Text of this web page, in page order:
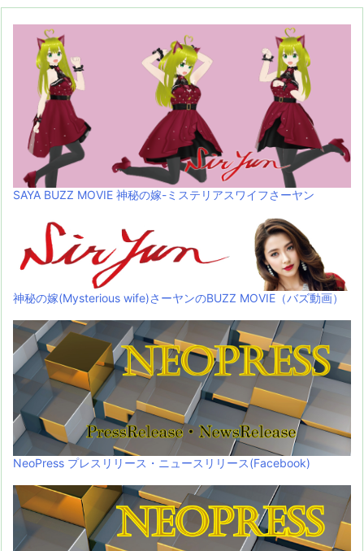
SAYA BUZZ MOVIE 神秘の嫁-ミステリアスワイフさーヤン
神秘の嫁(Mysterious wife)さーヤンのBUZZ MOVIE（バズ動画）
NeoPress プレスリリース・ニュースリリース(Facebook)